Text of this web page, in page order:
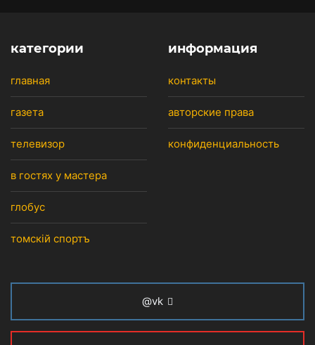
категории
главная
газета
телевизор
в гостях у мастера
глобус
томскiй спортъ
информация
контакты
авторские права
конфиденциальность
@vk